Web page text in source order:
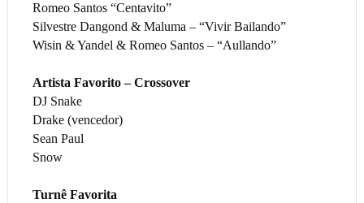
Romeo Santos “Centavito”
Silvestre Dangond & Maluma – “Vivir Bailando”
Wisin & Yandel & Romeo Santos – “Aullando”
Artista Favorito – Crossover
DJ Snake
Drake (vencedor)
Sean Paul
Snow
Turnê Favorita